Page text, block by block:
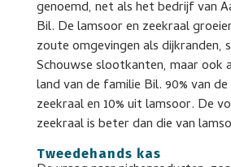
genoemd, net als het bedrijf van
Bil. De lamsoor en zeekraal
zoute omgevingen als dijkranden,
Schouwse slootkanten, maar ook
land van de familie Bil. 90% van
zeekraal en 10% uit lamsoor. De
zeekraal is beter dan die van
Tweedehands kas